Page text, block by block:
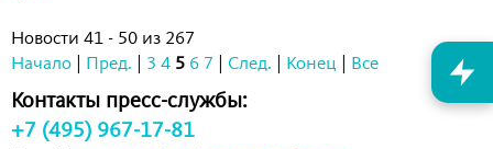
Новости 41 - 50 из 267
Начало
Пред. 3 4 5 6 7 След. Конец Все
Контакты пресс-службы:
+7 (495) 967-17-81